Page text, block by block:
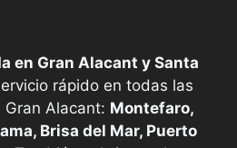
en Gran Alacant y Santa
rápido en todas las
Alacant: Montefaro,
Brisa del Mar, Puerto